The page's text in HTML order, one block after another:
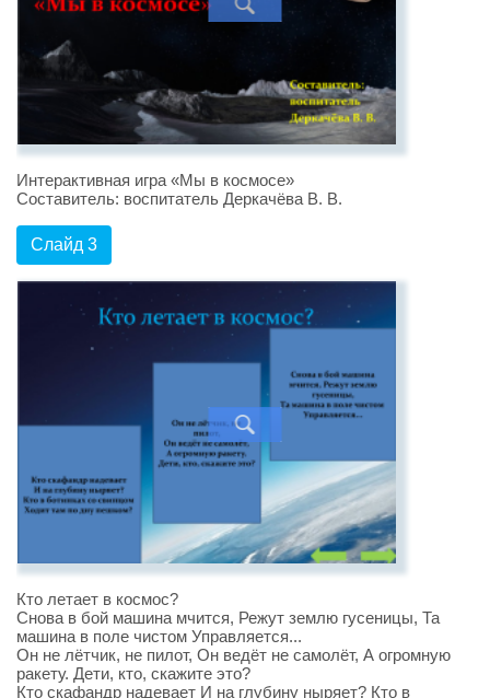
Интерактивная игра «Мы в космосе»
Составитель: воспитатель Деркачёва В. В.
Слайд 3
Кто летает в космос?
Снова в бой машина мчится, Режут землю гусеницы, Та
машина в поле чистом Управляется...
Он не лётчик, не пилот, Он ведёт не самолёт, А огромную
ракету. Дети, кто, скажите это?
Кто скафандр надевает И на глубину ныряет? Кто в